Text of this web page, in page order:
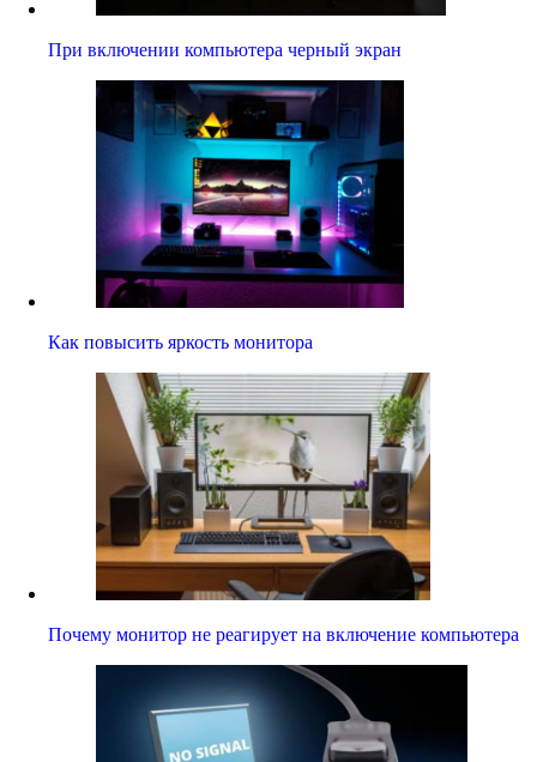
При включении компьютера черный экран
Как повысить яркость монитора
Почему монитор не реагирует на включение компьютера